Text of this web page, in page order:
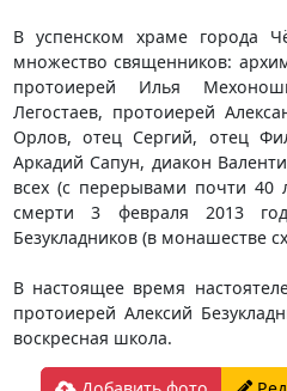
В успенском храме города
множество священников:
протоиерей Илья
Легостаев, протоиерей
Орлов, отец Сергий, отец
Аркадий Сапун, диакон
всех (с перерывами почти 40
смерти 3 февраля 2013
Безукладников (в монашестве
В настоящее время
протоиерей Алексий
воскресная школа.